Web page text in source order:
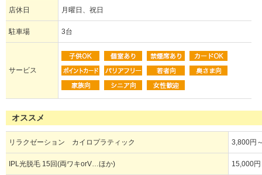
店休日 月曜日、祝日
駐車場 3台
サービス
オススメ
リラクゼーション カイロプラティック 3,800円
IPL光脱毛 15回(両ワキorV…ほか) 15,000